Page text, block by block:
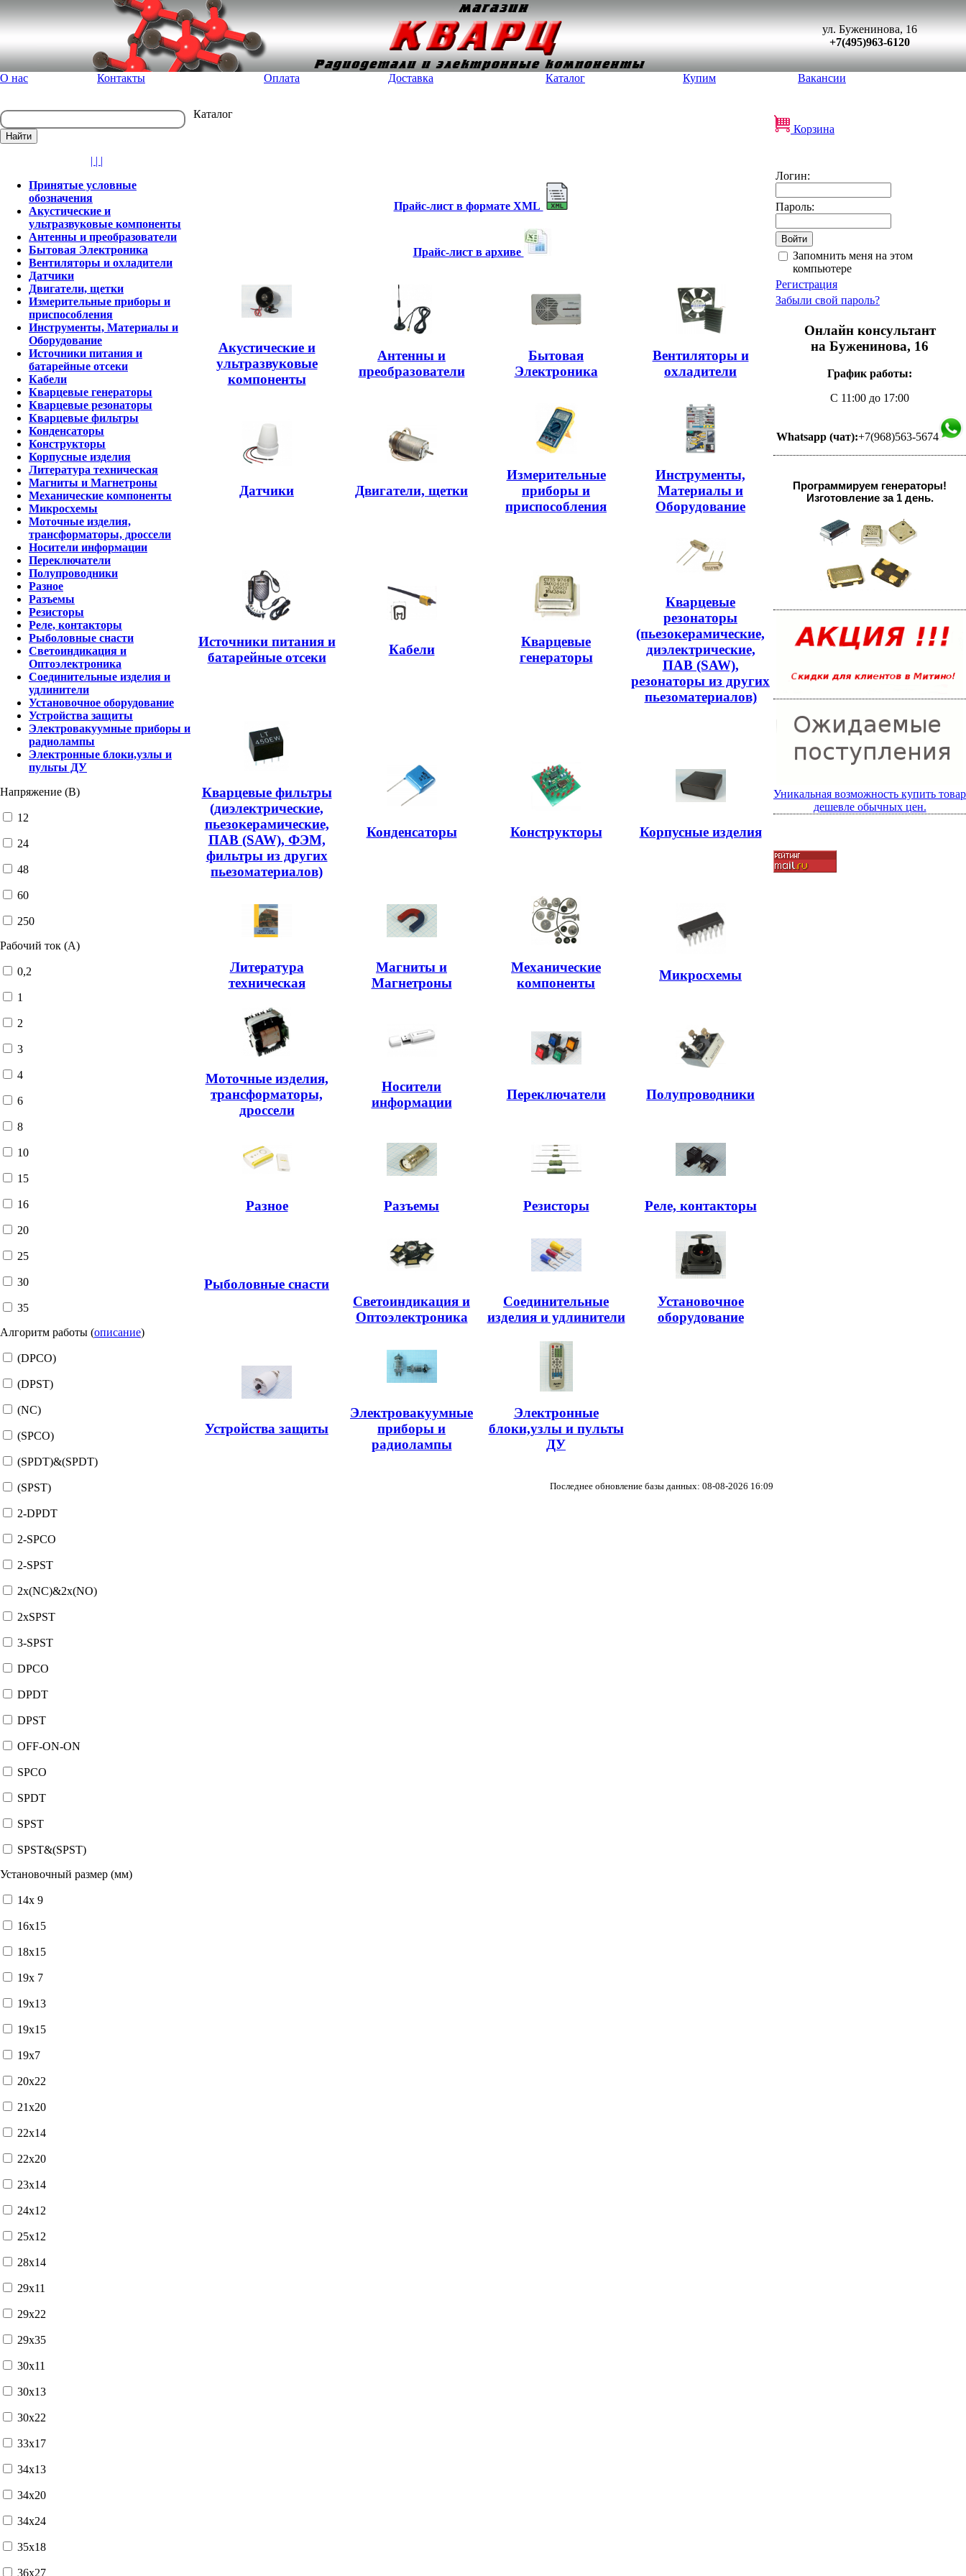
ул. Буженинова, 16
+7(495)963-6120
О нас Контакты Оплата Доставка Каталог Купим Вакансии
Каталог
Корзина
| | |
Принятые условные
обозначения
Акустические и
ультразвуковые компоненты
Антенны и преобразователи
Бытовая Электроника
Вентиляторы и охладители
Датчики
Двигатели, щетки
Измерительные приборы и
приспособления
Инструменты, Материалы и
Оборудование
Источники питания и
батарейные отсеки
Кабели
Кварцевые генераторы
Кварцевые резонаторы
Кварцевые фильтры
Конденсаторы
Конструкторы
Корпусные изделия
Литература техническая
Магниты и Магнетроны
Механические компоненты
Микросхемы
Моточные изделия,
трансформаторы, дроссели
Носители информации
Переключатели
Полупроводники
Разное
Разъемы
Резисторы
Реле, контакторы
Рыболовные снасти
Светоиндикация и
Оптоэлектроника
Соединительные изделия и
удлинители
Установочное оборудование
Устройства защиты
Электровакуумные приборы и
радиолампы
Электронные блоки,узлы и
пульты ДУ
Напряжение (В)
12
24
48
60
250
Рабочий ток (А)
0,2
1
2
3
4
6
8
10
15
16
20
25
30
35
Алгоритм работы (описание)
(DPCO)
(DPST)
(NC)
(SPCO)
(SPDT)&(SPDT)
(SPST)
2-DPDT
2-SPCO
2-SPST
2x(NC)&2x(NO)
2xSPST
3-SPST
DPCO
DPDT
DPST
OFF-ON-ON
SPCO
SPDT
SPST
SPST&(SPST)
Установочный размер (мм)
14x 9
16x15
18x15
19x 7
19x13
19x15
19x7
20x22
21x20
22x14
22x20
23x14
24x12
25x12
28x14
29x11
29x22
29x35
30x11
30x13
30x22
33x17
34x13
34x20
34x24
35x18
36x27
Прайс-лист в формате XML
Прайс-лист в архиве
Акустические и
ультразвуковые
компоненты
Антенны и
преобразователи
Бытовая
Электроника
Вентиляторы и
охладители
Датчики Двигатели, щетки
Измерительные
приборы и
приспособления
Инструменты,
Материалы и
Оборудование
Источники питания и
батарейные отсеки
Кабели
Кварцевые
генераторы
Кварцевые
резонаторы
(пьезокерамические,
диэлектрические,
ПАВ (SAW),
резонаторы из других
пьезоматериалов)
Кварцевые фильтры
(диэлектрические,
пьезокерамические,
ПАВ (SAW), ФЭМ,
фильтры из других
пьезоматериалов)
Конденсаторы Конструкторы Корпусные изделия
Литература
техническая
Магниты и
Магнетроны
Механические
компоненты
Микросхемы
Моточные изделия,
трансформаторы,
дроссели
Носители
информации
Переключатели Полупроводники
Разное Разъемы Резисторы Реле, контакторы
Рыболовные снасти
Светоиндикация и
Оптоэлектроника
Соединительные
изделия и удлинители
Установочное
оборудование
Устройства защиты
Электровакуумные
приборы и
радиолампы
Электронные
блоки,узлы и пульты
ДУ
Последнее обновление базы данных: 08-08-2026 16:09
Логин:
Пароль:
Запомнить меня на этом
компьютере
Регистрация
Забыли свой пароль?
Онлайн консультант
на Буженинова, 16
График работы:
С 11:00 до 17:00
Whatsapp (чат):+7(968)563-5674
Программируем генераторы!
Изготовление за 1 день.
Уникальная возможность купить товар
дешевле обычных цен.